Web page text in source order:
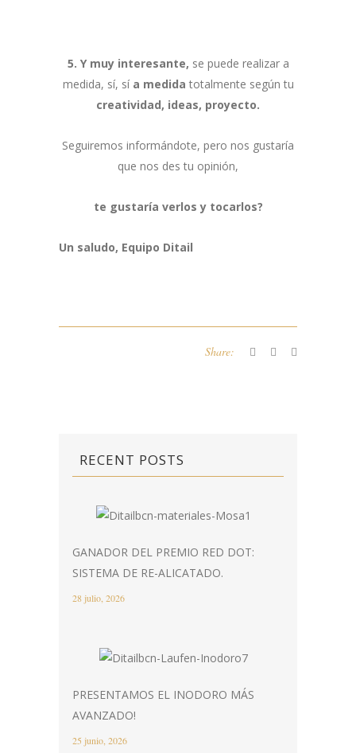
5. Y muy interesante, se puede realizar a
medida, sí, sí a medida totalmente según tu
creatividad, ideas, proyecto.
Seguiremos informándote, pero nos gustaría
que nos des tu opinión,
te gustaría verlos y tocarlos?
Un saludo, Equipo Ditail
Share:
RECENT POSTS
GANADOR DEL PREMIO RED DOT:
SISTEMA DE RE-ALICATADO.
28 julio, 2026
PRESENTAMOS EL INODORO MÁS
AVANZADO!
25 junio, 2026